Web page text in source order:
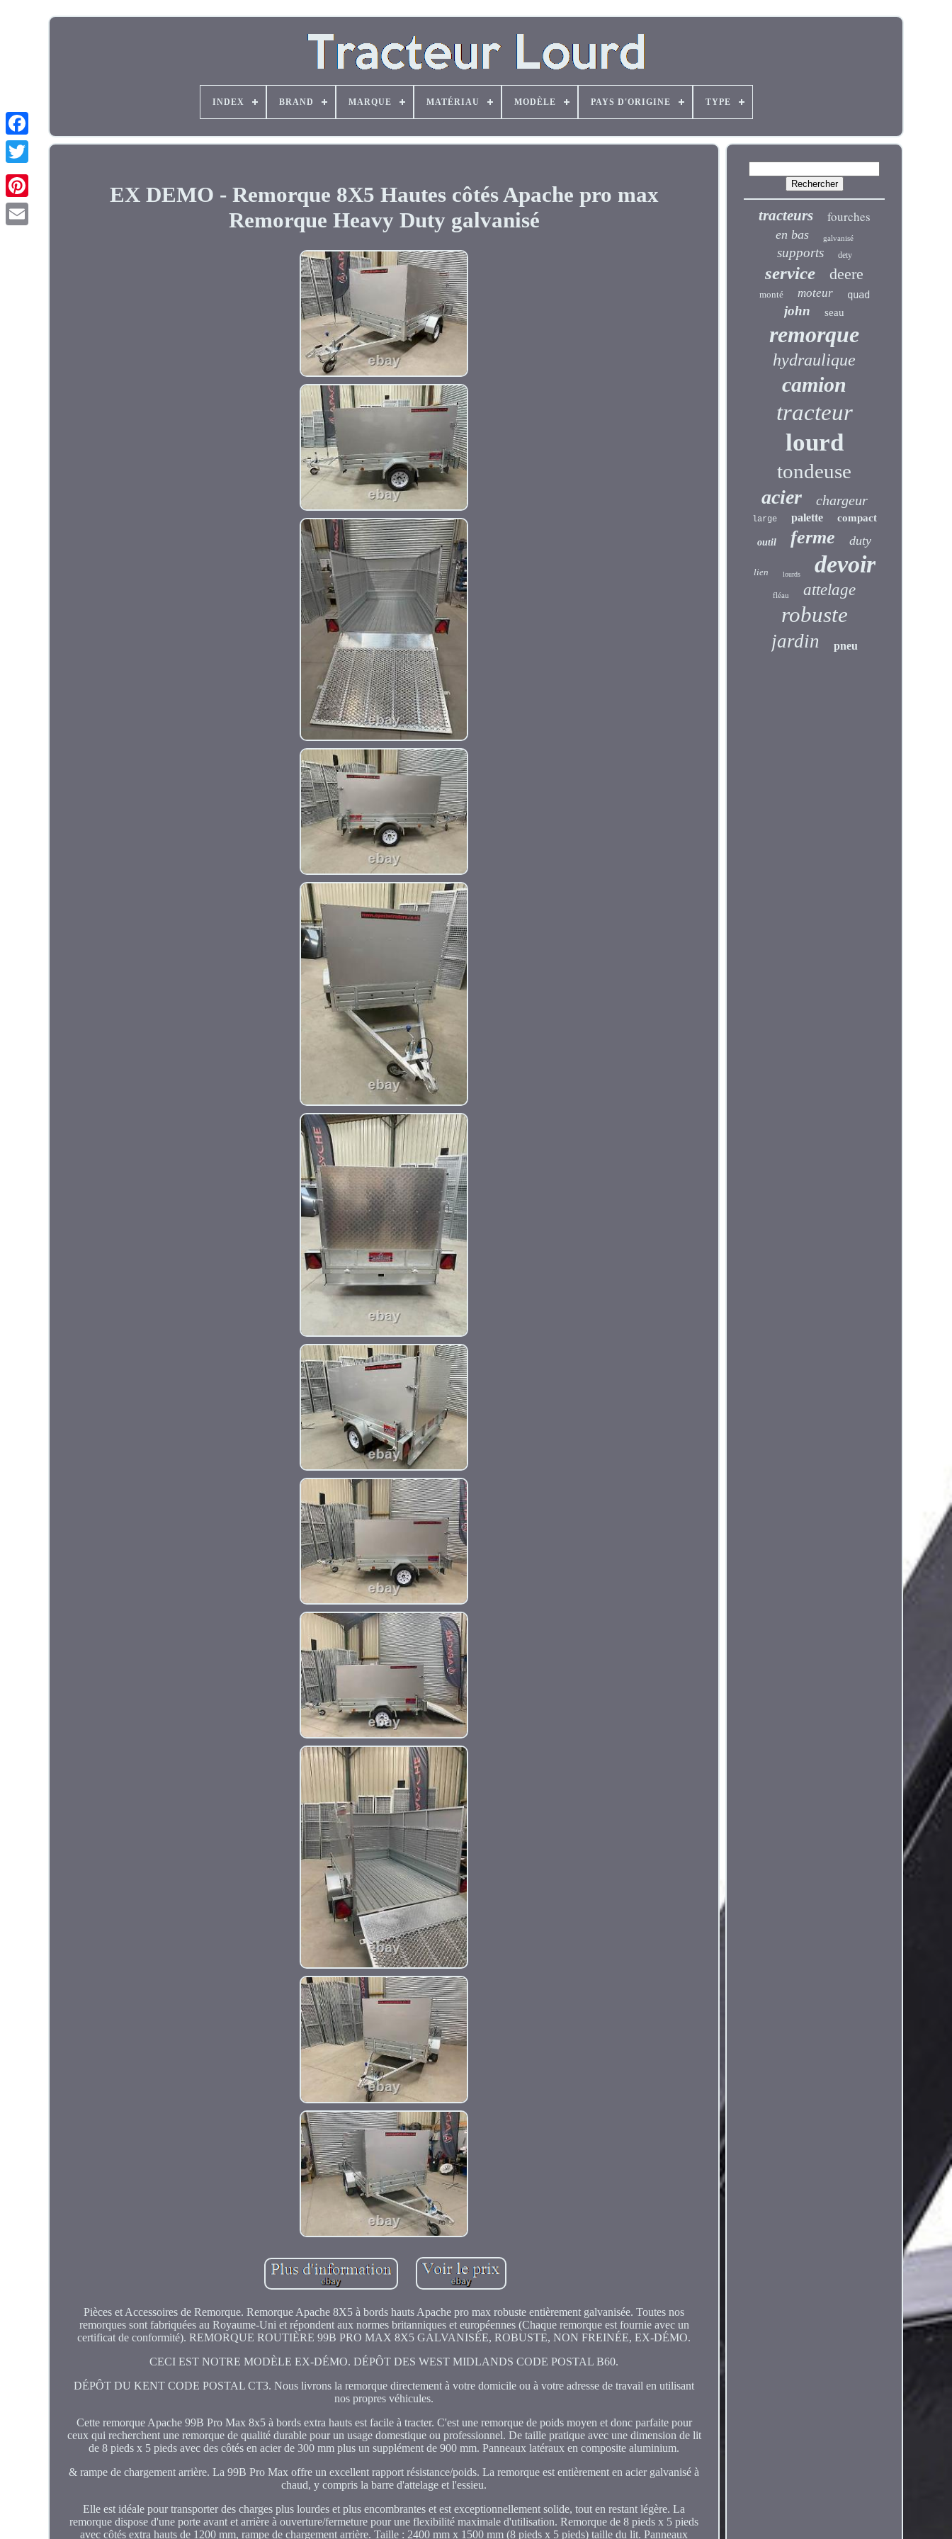
INDEX BRAND MARQUE MATÉRIAU MODÈLE PAYS D'ORIGINE TYPE
EX DEMO - Remorque 8X5 Hautes côtés Apache pro max
Remorque Heavy Duty galvanisé
Pièces et Accessoires de Remorque. Remorque Apache 8X5 à bords hauts Apache pro max robuste entièrement galvanisée. Toutes nos
remorques sont fabriquées au Royaume-Uni et répondent aux normes britanniques et européennes (Chaque remorque est fournie avec un
certificat de conformité). REMORQUE ROUTIÈRE 99B PRO MAX 8X5 GALVANISÉE, ROBUSTE, NON FREINÉE, EX-DÉMO.
CECI EST NOTRE MODÈLE EX-DÉMO. DÉPÔT DES WEST MIDLANDS CODE POSTAL B60.
DÉPÔT DU KENT CODE POSTAL CT3. Nous livrons la remorque directement à votre domicile ou à votre adresse de travail en utilisant
nos propres véhicules.
Cette remorque Apache 99B Pro Max 8x5 à bords extra hauts est facile à tracter. C'est une remorque de poids moyen et donc parfaite pour
ceux qui recherchent une remorque de qualité durable pour un usage domestique ou professionnel. De taille pratique avec une dimension de lit
de 8 pieds x 5 pieds avec des côtés en acier de 300 mm plus un supplément de 900 mm. Panneaux latéraux en composite aluminium.
& rampe de chargement arrière. La 99B Pro Max offre un excellent rapport résistance/poids. La remorque est entièrement en acier galvanisé à
chaud, y compris la barre d'attelage et l'essieu.
Elle est idéale pour transporter des charges plus lourdes et plus encombrantes et est exceptionnellement solide, tout en restant légère. La
remorque dispose d'une porte avant et arrière à ouverture/fermeture pour une flexibilité maximale d'utilisation. Remorque de 8 pieds x 5 pieds
avec côtés extra hauts de 1200 mm, rampe de chargement arrière. Taille : 2400 mm x 1500 mm (8 pieds x 5 pieds) taille du lit. Panneaux
tracteurs fourches
en bas galvanisé
supports dety
service deere
monté moteur quad
john seau
remorque
hydraulique
camion
tracteur
lourd
tondeuse
acier chargeur
large palette compact
outil ferme duty
lien lourds devoir
fléau attelage
robuste
jardin pneu